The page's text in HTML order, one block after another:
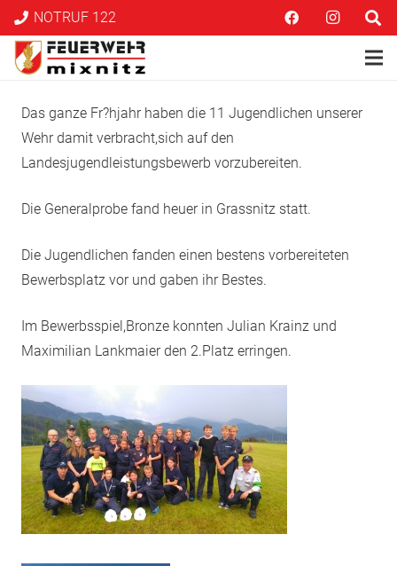
NOTRUF 122
Das ganze Fr?hjahr haben die 11 Jugendlichen unserer
Wehr damit verbracht,sich auf den
Landesjugendleistungsbewerb vorzubereiten.
Die Generalprobe fand heuer in Grassnitz statt.
Die Jugendlichen fanden einen bestens vorbereiteten
Bewerbsplatz vor und gaben ihr Bestes.
Im Bewerbsspiel,Bronze konnten Julian Krainz und
Maximilian Lankmaier den 2.Platz erringen.